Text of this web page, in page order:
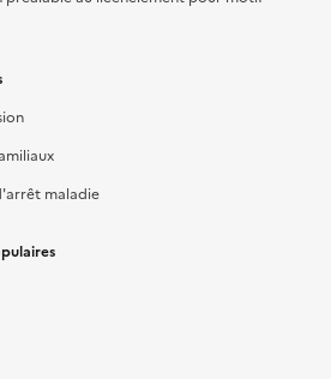
maladie